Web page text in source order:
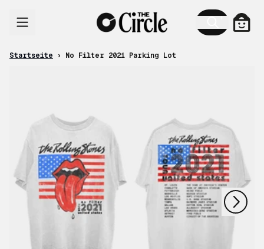
Startseite › No Filter 2021 Parking Lot
vorheriges
nächstes